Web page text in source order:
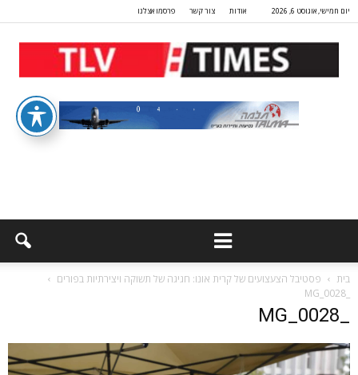
יום חמישי, אוגוסט 6, 2026 אודות צור קשר פרסמו אצלנו
בית
פסטיבל הצעצועים של קרית אונו: חגיגה של תשוקה ויצירתיות בפורים